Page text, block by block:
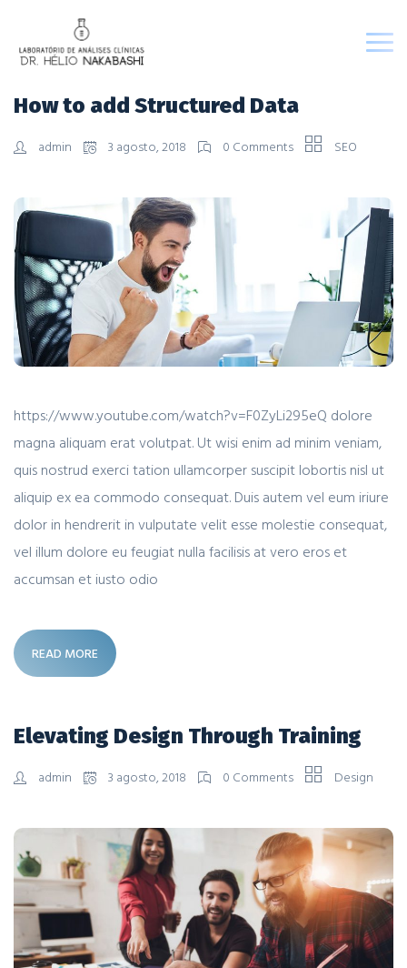
How to add Structured Data
admin 3 agosto, 2018 0 Comments SEO
https://www.youtube.com/watch?v=F0ZyLi295eQ dolore
magna aliquam erat volutpat. Ut wisi enim ad minim veniam,
quis nostrud exerci tation ullamcorper suscipit lobortis nisl ut
aliquip ex ea commodo consequat. Duis autem vel eum iriure
dolor in hendrerit in vulputate velit esse molestie consequat,
vel illum dolore eu feugiat nulla facilisis at vero eros et
accumsan et iusto odio
READ MORE
Elevating Design Through Training
admin 3 agosto, 2018 0 Comments Design